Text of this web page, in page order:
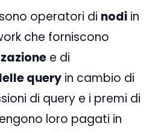
operatori di nodi in
che forniscono
e di
query in cambio di
di query e i premi di
loro pagati in